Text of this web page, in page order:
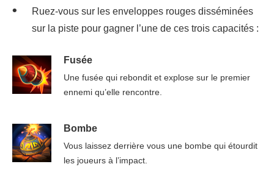
Ruez-vous sur les enveloppes rouges disséminées
sur la piste pour gagner l’une de ces trois capacités :
Fusée
Une fusée qui rebondit et explose sur le premier
ennemi qu’elle rencontre.
Bombe
Vous laissez derrière vous une bombe qui étourdit
les joueurs à l’impact.